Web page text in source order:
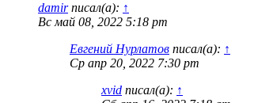
damirписал(а): ↑
Вс май 08, 2022 5:18 pm
Евгений Нурлатов писал(а): ↑
Ср апр 20, 2022 7:30 pm
xvid писал(а): ↑